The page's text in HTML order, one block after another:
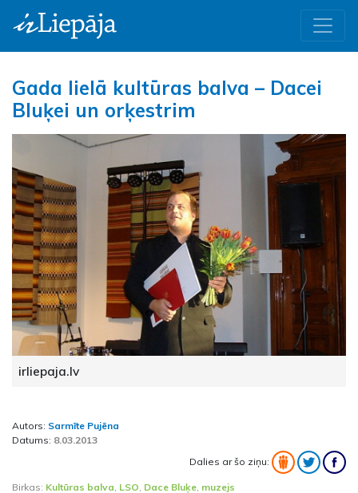
Gada lielā kultūras balva – Dacei
Bluķei un orķestrim
irliepaja.lv
Autors: Sarmīte Pujēna
Datums: 8.03.2013
Dalies ar šo ziņu:
Birkas: Kultūras balva LSO Dace Bluķe muzejs